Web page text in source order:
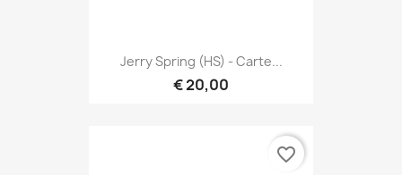
Jerry Spring (HS) - Carte...
€ 20,00
favorite_border